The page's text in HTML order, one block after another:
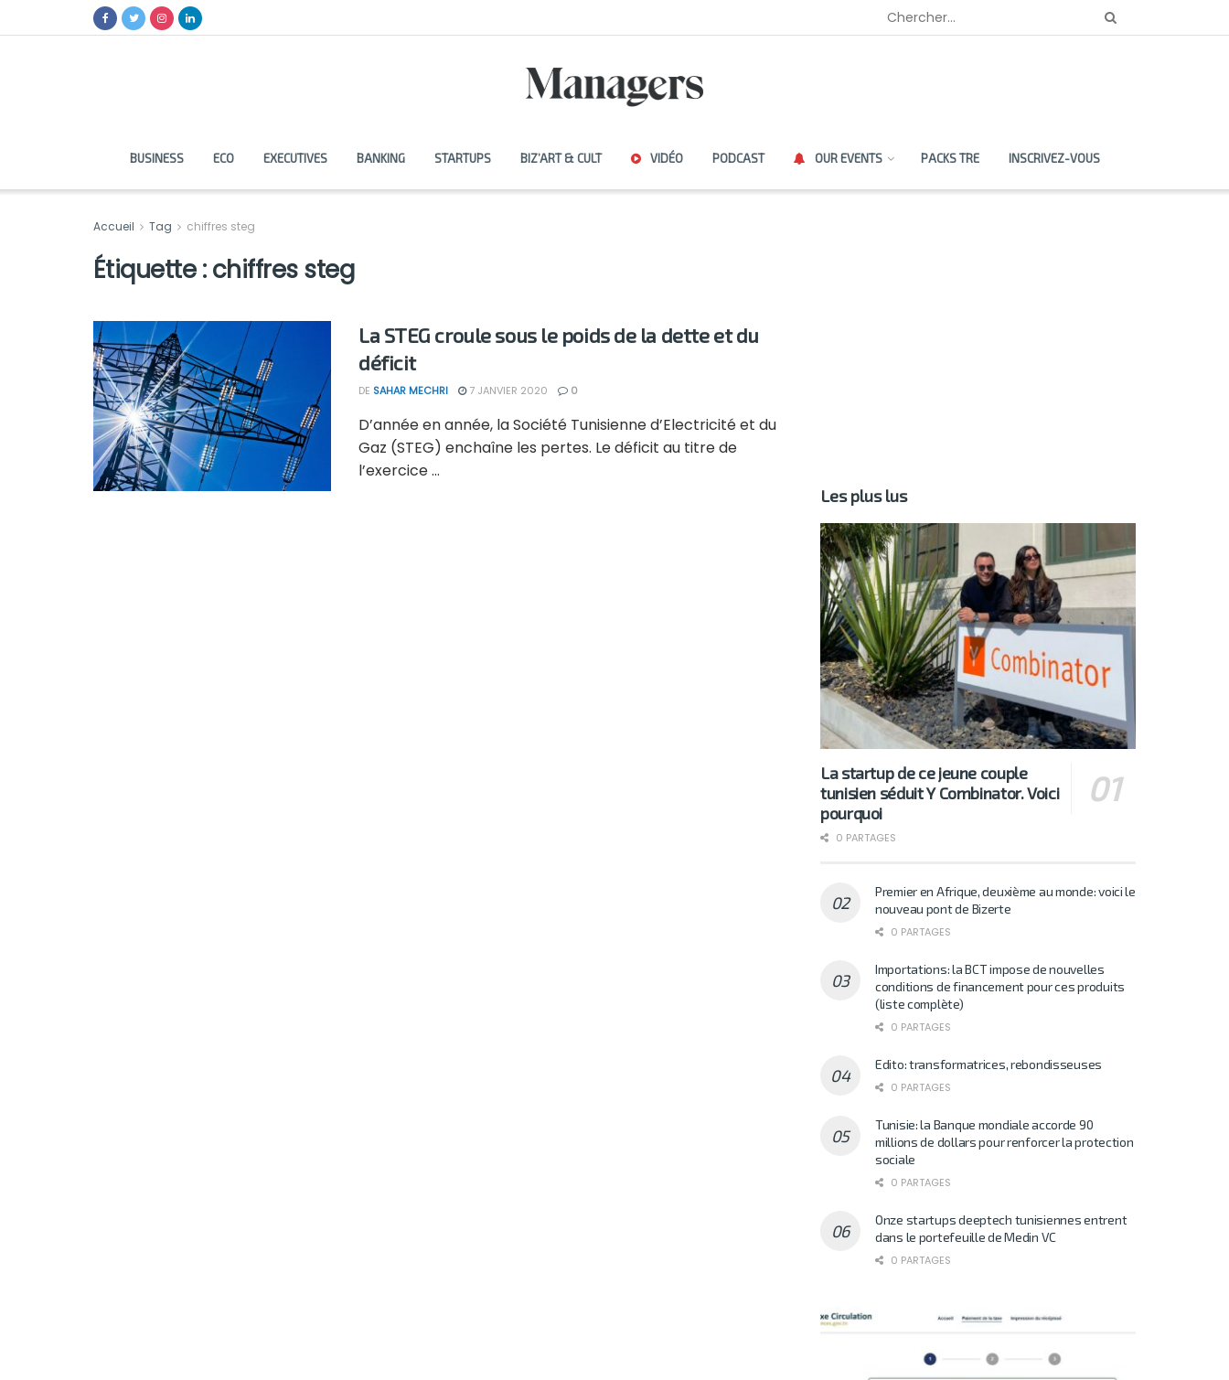
BUSINESS ECO EXECUTIVES BANKING STARTUPS BIZ’ART & CULT VIDÉO PODCAST OUR EVENTS PACKS TRE INSCRIVEZ-VOUS
Accueil Tag chiffres steg
Étiquette :chiffres steg
La STEG croule sous le poids de la dette et du
déficit
DE SAHAR MECHRI 7 JANVIER 2020 0
D’année en année, la Société Tunisienne d’Electricité et du
Gaz (STEG) enchaîne les pertes. Le déficit au titre de
l’exercice ...
Les plus lus
La startup de ce jeune couple
tunisien séduit Y Combinator. Voici
pourquoi
0 PARTAGES
Premier en Afrique, deuxième au monde: voici le
nouveau pont de Bizerte
0 PARTAGES
Importations: la BCT impose de nouvelles
conditions de financement pour ces produits
(liste complète)
0 PARTAGES
Edito: transformatrices, rebondisseuses
0 PARTAGES
Tunisie: la Banque mondiale accorde 90
millions de dollars pour renforcer la protection
sociale
0 PARTAGES
Onze startups deeptech tunisiennes entrent
dans le portefeuille de Medin VC
0 PARTAGES